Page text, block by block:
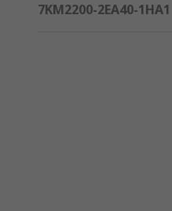
7KM2200-2EA40-1HA1